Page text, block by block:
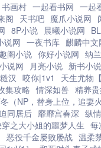
书画村 一起看书网 一起
阁 天书吧 魔爪小说网
8P小说 晨曦小说网
说网 一夜书库 麒麟中文
阁小说 你好小说网 纳
说网 月亮小说 新书小
汉 咬你|1v1 天生尤物
集攻略 情深如兽 精养
（NP，替身上位，追妻火
同居后 靡靡宫春深 纵
之大小姐的噩梦人生 每
恶役千金屡败屡战 温柔